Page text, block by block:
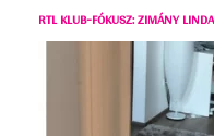
RTL KLUB-FÓKUSZ: ZIMÁNY